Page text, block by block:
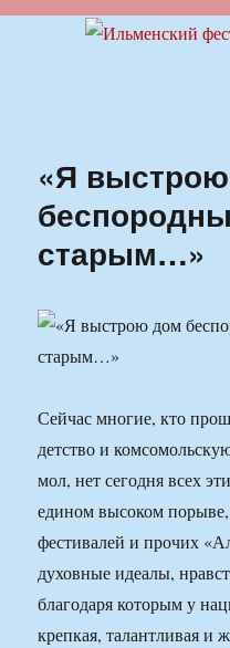
Ильменский
«Я
старым…»
Сейчас многие, кто
детство и
мол, нет сегодня всех
едином высоком порыве,
фестивалей и прочих
духовные идеалы,
благодаря которым у
крепкая, талантливая и